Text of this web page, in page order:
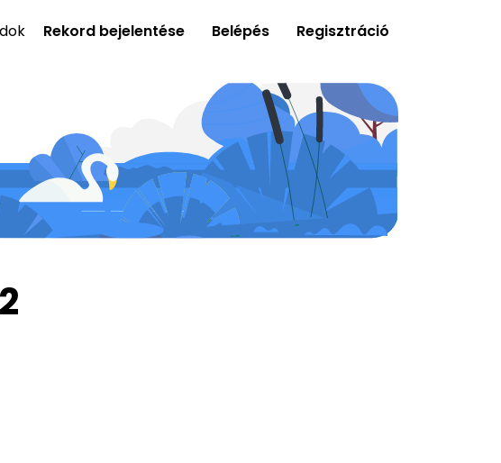
Rekord bejelentése Belépés Regisztráció